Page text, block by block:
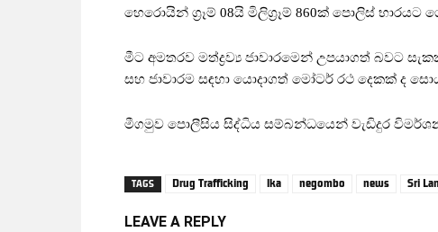
හෙරොයින් ග්‍රෑම් 08යි මිලිග්‍රෑම් 860ක් පොලිස් භාරයට
මීට අමතරව මත්ද්‍රව්‍ය ජාවාරමෙන් උපයාගත් බවට
සහ ජාවාරම සඳහා යොදාගත් මෝටර් රථ දෙකක් ද
මීගමුව පොලීසිය සිද්ධිය සම්බන්ධයෙන් වැඩිදුර
TAGS Drug Trafficking lka negombo news Sri
LEAVE A REPLY